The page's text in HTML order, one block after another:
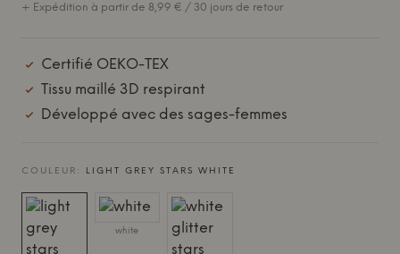
+ Expédition à partir de 8,99 € / 30 jours de retour
Certifié OEKO-TEX
Tissu maillé 3D respirant
Développé avec des sages-femmes
COULEUR: LIGHT GREY STARS WHITE
white